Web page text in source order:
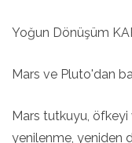
Yoğun Dönüşüm
Mars ve Pluto'dan
Mars tutkuyu, öfkeyi
yenilenme, yeniden